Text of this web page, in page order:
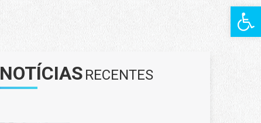
Barra de
NOTÍCIAS RECENTES